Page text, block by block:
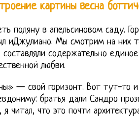
картины весна
поляну в апельсиновом саду.
иДжулиано. Мы смотрим на них
содержательно
любви.
— свой горизонт. Вот тут-то
братья дали Сандро
читал, что это почти